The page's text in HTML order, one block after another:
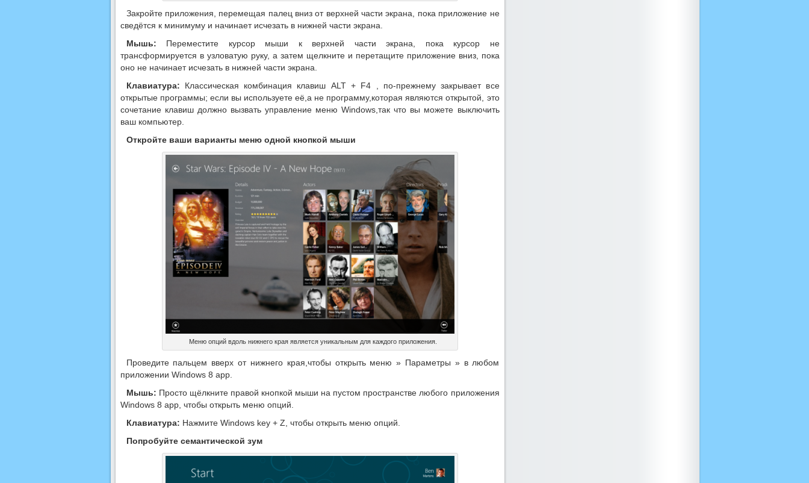
Закройте приложения, перемещая палец вниз от верхней части экрана, пока приложение не
сведётся к минимуму и начинает исчезать в нижней части экрана.
Мышь: Переместите курсор мыши к верхней части экрана, пока курсор не
трансформируется в узловатую руку, а затем щелкните и перетащите приложение вниз, пока
оно не начинает исчезать в нижней части экрана.
Клавиатура: Классическая комбинация клавиш ALT + F4 , по-прежнему закрывает все
открытые программы; если вы используете её,а не программу,которая являются открытой, это
сочетание клавиш должно вызвать управление меню Windows,так что вы можете выключить
ваш компьютер.
Откройте ваши варианты меню одной кнопкой мыши
Меню опций вдоль нижнего края является уникальным для каждого приложения.
Проведите пальцем вверх от нижнего края,чтобы открыть меню » Параметры » в любом
приложении Windows 8 app.
Мышь: Просто щёлкните правой кнопкой мыши на пустом пространстве любого приложения
Windows 8 app, чтобы открыть меню опций.
Клавиатура: Нажмите Windows key + Z, чтобы открыть меню опций.
Попробуйте семантической зум